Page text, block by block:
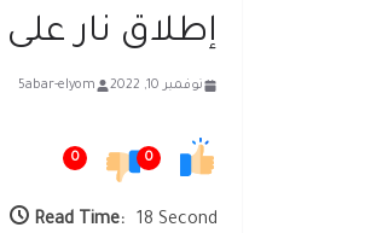
إطلاق نار
نوفمبر 10, 2022 5abar-elyom
0
0
Read Time: 18 Second